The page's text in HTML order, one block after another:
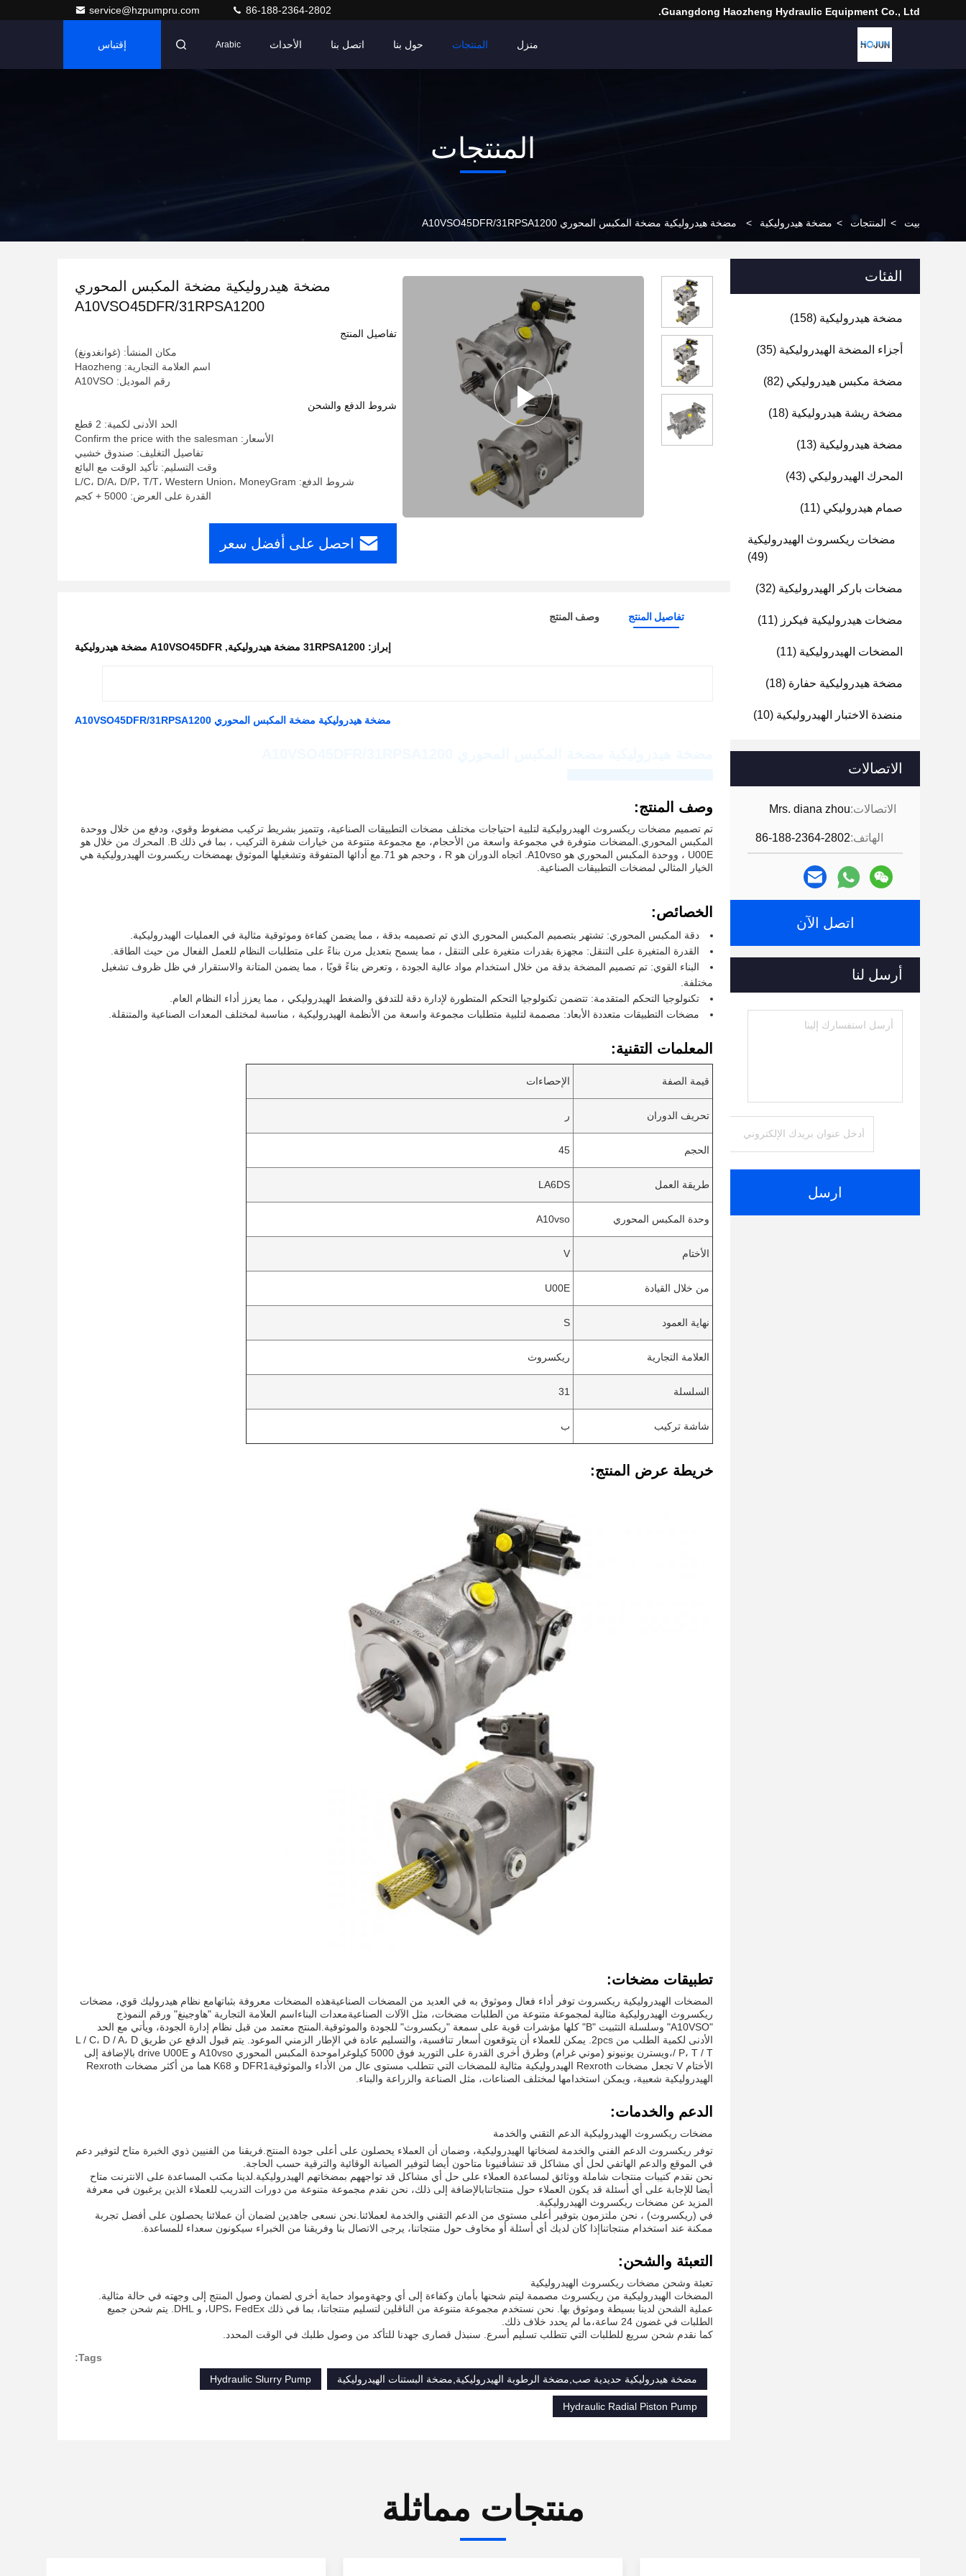
Guangdong Haozheng Hydraulic Equipment Co., Ltd.
service@hzpumpru.com 86-188-2364-2802
منزل المنتجات حول بنا اتصل بنا الأحداث Arabic إقتباس
المنتجات
بيت > المنتجات > مضخة هيدروليكية > مضخة هيدروليكية مضخة المكبس المحوري A10VSO45DFR/31RPSA1200
الفئات
مضخة هيدروليكية (158)
أجزاء المضخة الهيدروليكية (35)
مضخة مكبس هيدروليكي (82)
مضخة ريشة هيدروليكية (18)
مضخة هيدروليكية (13)
المحرك الهيدروليكي (43)
صمام هيدروليكي (11)
مضخات ريكسروث الهيدروليكية
(49)
مضخات باركر الهيدروليكية (32)
مضخات هيدروليكية فيكرز (11)
المضخات الهيدروليكية (11)
مضخة هيدروليكية حفارة (18)
منضدة الاختبار الهيدروليكية (10)
الاتصالات
الاتصالات:Mrs. diana zhou
الهاتف:86-188-2364-2802
اتصل الآن
أرسل لنا
ارسل
مضخة هيدروليكية مضخة المكبس المحوري
A10VSO45DFR/31RPSA1200
تفاصيل المنتج
مكان المنشأ: (غوانغدونغ)
اسم العلامة التجارية: Haozheng
رقم الموديل: A10VSO
شروط الدفع والشحن
الحد الأدنى لكمية: 2 قطع
الأسعار: Confirm the price with the salesman
تفاصيل التغليف: صندوق خشبي
وقت التسليم: تأكيد الوقت مع البائع
شروط الدفع: L/C، D/A، D/P، T/T، Western Union، MoneyGram
القدرة على العرض: 5000 + كجم
احصل على أفضل سعر
تفاصيل المنتج وصف المنتج
إبراز: 31RPSA1200 مضخة هيدروليكية , A10VSO45DFR مضخة هيدروليكية
مضخة هيدروليكية مضخة المكبس المحوري A10VSO45DFR/31RPSA1200
وصف المنتج:
تم تصميم مضخات ريكسروث الهيدروليكية لتلبية احتياجات مختلف مضخات التطبيقات الصناعية، وتتميز بشريط تركيب مضغوط وقوي، ودفع من خلال ووحدة
المكبس المحوري.المضخات متوفرة في مجموعة واسعة من الأحجام، مع مجموعة متنوعة من خيارات شفرة التركيب ، بما في ذلك B. المحرك من خلال هو
U00E ، ووحدة المكبس المحوري هو A10vso. اتجاه الدوران هو R ، وحجم هو 71.مع أدائها المتفوقة وتشغيلها الموثوق بهمضخات ريكسروث الهيدروليكية هي
الخيار المثالي لمضخات التطبيقات الصناعية.
الخصائص:
دقة المكبس المحوري: تشتهر بتصميم المكبس المحوري الذي تم تصميمه بدقة ، مما يضمن كفاءة وموثوقية مثالية في العمليات الهيدروليكية.
القدرة المتغيرة على التنقل: مجهزة بقدرات متغيرة على التنقل ، مما يسمح بتعديل مرن بناءً على متطلبات النظام للعمل الفعال من حيث الطاقة.
البناء القوي: تم تصميم المضخة بدقة من خلال استخدام مواد عالية الجودة ، وتعرض بناءً قويًا ، مما يضمن المتانة والاستقرار في ظل ظروف تشغيل
مختلفة.
تكنولوجيا التحكم المتقدمة: تتضمن تكنولوجيا التحكم المتطورة لإدارة دقة للتدفق والضغط الهيدروليكي ، مما يعزز أداء النظام العام.
مضخات التطبيقات متعددة الأبعاد: مصممة لتلبية متطلبات مجموعة واسعة من الأنظمة الهيدروليكية ، مناسبة لمختلف المعدات الصناعية والمتنقلة.
المعلمات التقنية:
قيمة الصفة الإحصاءات
تحريف الدوران ر
الحجم 45
طريقة العمل LA6DS
وحدة المكبس المحوري A10vso
الأختام V
من خلال القيادة U00E
نهاية العمود S
العلامة التجارية ريكسروث
السلسلة 31
شاشة تركيب ب
خريطة عرض المنتج:
تطبيقات مضخات:
المضخات الهيدروليكية ريكسروث توفر أداء فعال وموثوق به في العديد من المضخات الصناعيةهذه المضخات معروفة بثباتهامع نظام هيدروليك قوي، مضخات
ريكسروث الهيدروليكية مثالية لمجموعة متنوعة من الطلبات مضخات، مثل الآلات الصناعيةمعدات البناءاسم العلامة التجارية "هاوجينغ" ورقم النموذج
"A10VSO" وسلسلة التثبيت "B" كلها مؤشرات قوية على سمعة "ريكسروث" للجودة والموثوقية.المنتج معتمد من قبل نظام إدارة الجودة، ويأتي مع الحد
الأدنى لكمية الطلب من 2pcs. يمكن للعملاء أن يتوقعون أسعار تنافسية، والتسليم عادة في الإطار الزمني الموعود. يتم قبول الدفع عن طريق L / C، D / A، D
/ P، T / T،ويسترن يونيونو (موني غرام) وطرق أخرى القدرة على التوريد فوق 5000 كيلوغراموحدة المكبس المحوري A10vso و drive U00E بالإضافة إلى
الأختام V تجعل مضخات Rexroth الهيدروليكية مثالية للمضخات التي تتطلب مستوى عال من الأداء والموثوقيةDFR1 و K68 هما من أكثر مضخات Rexroth
الهيدروليكية شعبية، ويمكن استخدامها لمختلف الصناعات، مثل الصناعة والزراعة والبناء.
الدعم والخدمات:
مضخات ريكسروث الهيدروليكية الدعم التقني والخدمة
توفر ريكسروث الدعم الفني والخدمة لضخاتها الهيدروليكية، وضمان أن العملاء يحصلون على أعلى جودة المنتج.فريقنا من الفنيين ذوي الخبرة متاح لتوفير دعم
في الموقع والدعم الهاتفي لحل أي مشاكل قد تنشأفنيونا متاحون أيضا لتوفير الصيانة الوقائية والترقية حسب الحاجة.
نحن نقدم كتيبات منتجات شاملة ووثائق لمساعدة العملاء على حل أي مشاكل قد تواجههم بمضخاتهم الهيدروليكية.لدينا مكتب المساعدة على الانترنت متاح
أيضا للإجابة على أي أسئلة قد يكون العملاء حول منتجاتنابالإضافة إلى ذلك، نحن نقدم مجموعة متنوعة من دورات التدريب للعملاء الذين يرغبون في معرفة
المزيد عن مضخات ريكسروث الهيدروليكية.
في (ريكسروث) ، نحن ملتزمون بتوفير أعلى مستوى من الدعم التقني والخدمة لعملائنا.نحن نسعى جاهدين لضمان أن عملائنا يحصلون على أفضل تجربة
ممكنة عند استخدام منتجاتناإذا كان لديك أي أسئلة أو مخاوف حول منتجاتنا، يرجى الاتصال بنا وفريقنا من الخبراء سيكونون سعداء للمساعدة.
التعبئة والشحن:
تعبئة وشحن مضخات ريكسروث الهيدروليكية
المضخات الهيدروليكية من ريكسروث مصممة ليتم شحنها بأمان وكفاءة إلى أي وجهةومواد حماية أخرى لضمان وصول المنتج إلى وجهته في حالة مثالية.
عملية الشحن لدينا بسيطة وموثوق بها. نحن نستخدم مجموعة متنوعة من الناقلين لتسليم منتجاتنا، بما في ذلك UPS، FedEx، و DHL. يتم شحن جميع
الطلبات في غضون 24 ساعة،ما لم يحدد خلاف ذلك.
كما نقدم شحن سريع للطلبات التي تتطلب تسليم أسرع. سنبذل قصارى جهدنا للتأكد من وصول طلبك في الوقت المحدد.
Tags:
مضخة هيدروليكية حديدية صب,مضخة الرطوبة الهيدروليكية,مضخة البستنات الهيدروليكية
Hydraulic Slurry Pump
Hydraulic Radial Piston Pump
منتجات مماثلة